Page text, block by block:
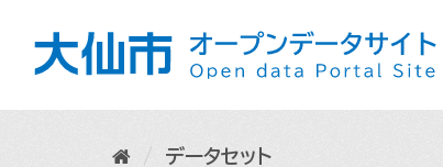
データセット